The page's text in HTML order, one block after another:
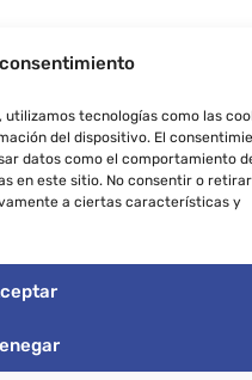
tecnologías como las
del dispositivo. El
datos como el comportamiento
en este sitio. No consentir o
a ciertas características y